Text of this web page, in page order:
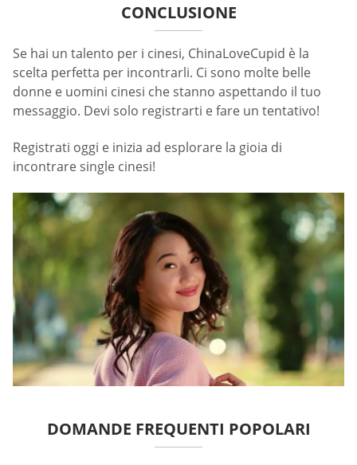
CONCLUSIONE
Se hai un talento per i cinesi, ChinaLoveCupid è la
scelta perfetta per incontrarli. Ci sono molte belle
donne e uomini cinesi che stanno aspettando il tuo
messaggio. Devi solo registrarti e fare un tentativo!
Registrati oggi e inizia ad esplorare la gioia di
incontrare single cinesi!
DOMANDE FREQUENTI POPOLARI